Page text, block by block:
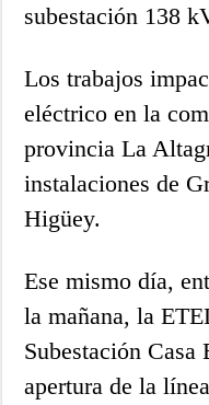
subestación 138
Los trabajos
eléctrico en la
provincia La
instalaciones de
Higüey.
Ese mismo día,
la mañana, la
Subestación
apertura de la